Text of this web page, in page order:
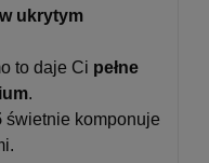
ukrytym
to daje Ci pełne
.
świetnie komponuje